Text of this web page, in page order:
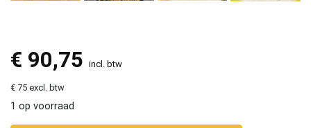
€ 90,75 incl. btw
€ 75 excl. btw
1 op voorraad